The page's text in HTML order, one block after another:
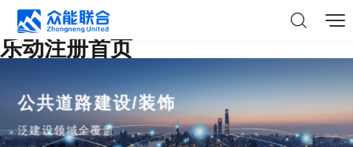
乐动注册首页
公共道路建设/装饰
泛建设领域全覆盖